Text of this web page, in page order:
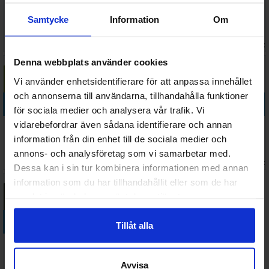
Samtycke Information Om
Denna webbplats använder cookies
Vi använder enhetsidentifierare för att anpassa innehållet
och annonserna till användarna, tillhandahålla funktioner
för sociala medier och analysera vår trafik. Vi
vidarebefordrar även sådana identifierare och annan
information från din enhet till de sociala medier och
annons- och analysföretag som vi samarbetar med.
Dessa kan i sin tur kombinera informationen med annan
information som du har tillhandahållit eller som de har
Tillåt alla
Avvisa
Color Silver
Grey 17ml
Color Brass
17ml
Color Sunny
Color Violet
I lager:
Köp
Vallejo Model
Color Lime
Green
45 SEK I lager:
Köp
Pinsett Craft
Tweezers
140 mm
368 SEK I lager:
Köp
Vallejo Model
Color Green
Yellow
45 SEK I lager:
Köp
Vallejo Model
Color Dark
Blue Grey
45 SEK I lager:
Vallejo Model
Vallejo Model